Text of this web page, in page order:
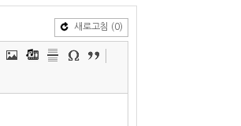
TwitterFacebook
새로고침 (0)